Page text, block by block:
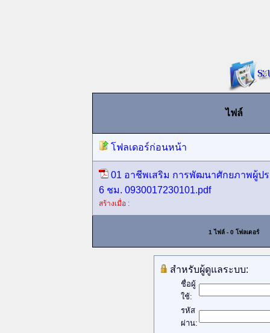
ไฟล์
โฟลเดอร์ก่อนหน้า
01 อาชีพเสริม การพัฒนาศักยภาพผู้ป
6 ชม. 0930017230101.pdf
สร้างเมื่อ :
1 ไฟล์ - 0 โฟลเดอร์
สำหรับผู้ดูแลระบบ:
ชื่อผู้
ใช้:
รหัส
ผ่าน: